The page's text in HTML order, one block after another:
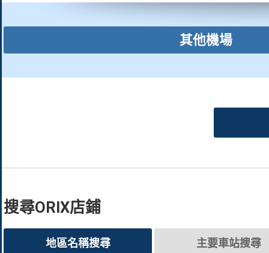
其他機場
搜尋ORIX店鋪
地區名稱搜尋 主要車站搜尋